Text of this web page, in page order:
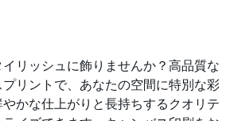
リッシュに飾りませんか？高品質な
リントで、あなたの空間に特別な彩
かな仕上がりと長持ちするクオリテ